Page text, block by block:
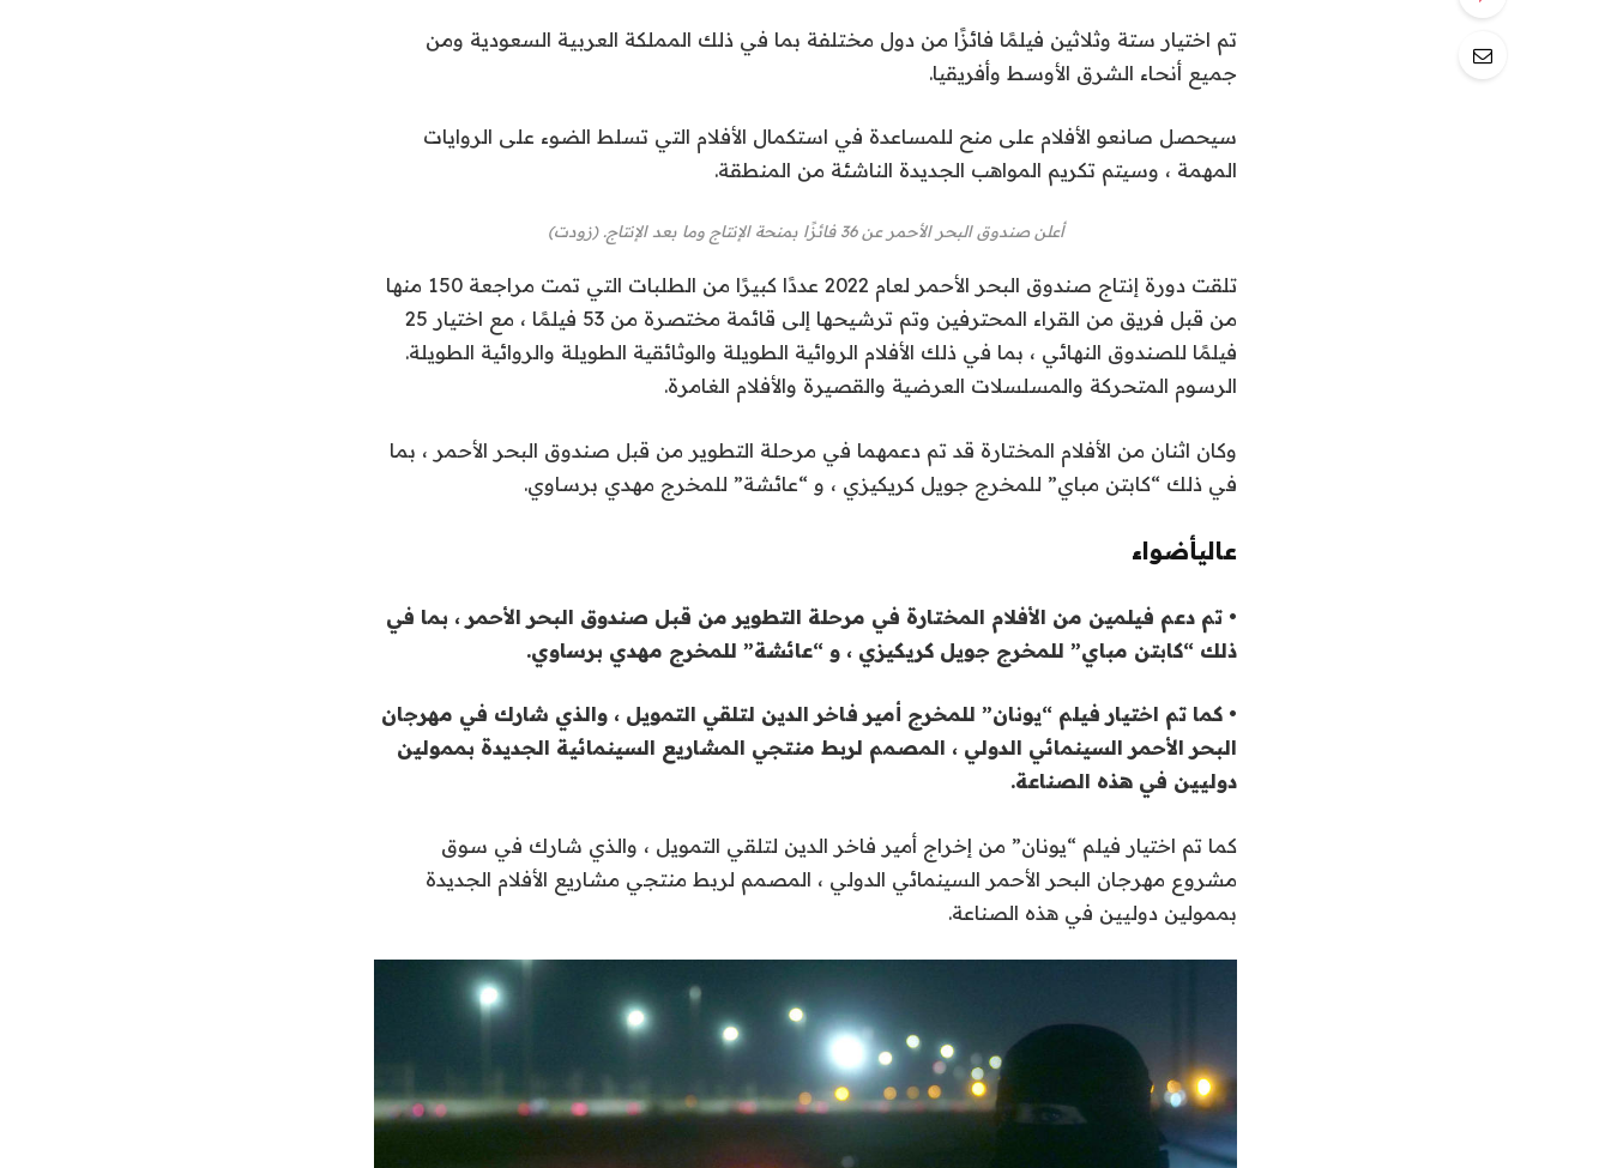
تم اختيار ستة وثلاثين فيلمًا فائزًا من دول مختلفة بما في ذلك المملكة العربية السعودية ومن
جميع أنحاء الشرق الأوسط وأفريقيا.
سيحصل صانعو الأفلام على منح للمساعدة في استكمال الأفلام التي تسلط الضوء على الروايات
المهمة ، وسيتم تكريم المواهب الجديدة الناشئة من المنطقة.
أعلن صندوق البحر الأحمر عن 36 فائزًا بمنحة الإنتاج وما بعد الإنتاج. (زودت)
تلقت دورة إنتاج صندوق البحر الأحمر لعام 2022 عددًا كبيرًا من الطلبات التي تمت مراجعة 150 منها
من قبل فريق من القراء المحترفين وتم ترشيحها إلى قائمة مختصرة من 53 فيلمًا ، مع اختيار 25
فيلمًا للصندوق النهائي ، بما في ذلك الأفلام الروائية الطويلة والوثائقية الطويلة والروائية الطويلة.
الرسوم المتحركة والمسلسلات العرضية والقصيرة والأفلام الغامرة.
وكان اثنان من الأفلام المختارة قد تم دعمهما في مرحلة التطوير من قبل صندوق البحر الأحمر ، بما
في ذلك “كابتن مباي” للمخرج جويل كريكيزي ، و “عائشة” للمخرج مهدي برساوي.
عاليأضواء
• تم دعم فيلمين من الأفلام المختارة في مرحلة التطوير من قبل صندوق البحر الأحمر ، بما في
ذلك “كابتن مباي” للمخرج جويل كريكيزي ، و “عائشة” للمخرج مهدي برساوي.
• كما تم اختيار فيلم “يونان” للمخرج أمير فاخر الدين لتلقي التمويل ، والذي شارك في مهرجان
البحر الأحمر السينمائي الدولي ، المصمم لربط منتجي المشاريع السينمائية الجديدة بممولين
دوليين في هذه الصناعة.
كما تم اختيار فيلم “يونان” من إخراج أمير فاخر الدين لتلقي التمويل ، والذي شارك في سوق
مشروع مهرجان البحر الأحمر السينمائي الدولي ، المصمم لربط منتجي مشاريع الأفلام الجديدة
بممولين دوليين في هذه الصناعة.